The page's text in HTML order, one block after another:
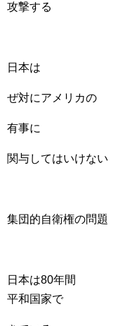
攻撃する
日本は
ぜ対にアメリカの
有事に
関与してはいけない
集団的自衛権の問題
日本は80年間
平和国家で